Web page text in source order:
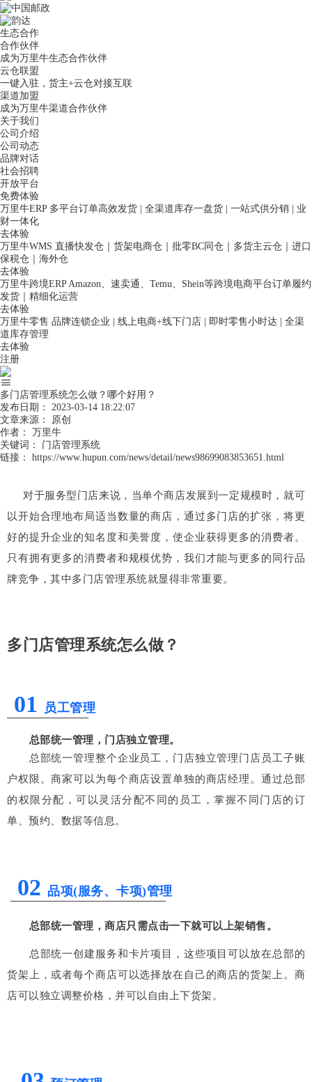
生态合作
合作伙伴
成为万里牛生态合作伙伴
云仓联盟
一键入驻，货主+云仓对接互联
渠道加盟
成为万里牛渠道合作伙伴
关于我们
公司介绍
公司动态
品牌对话
社会招聘
开放平台
免费体验
万里牛ERP 多平台订单高效发货 | 全渠道库存一盘货 | 一站式供分销 | 业
财一体化
去体验
万里牛WMS 直播快发仓｜货架电商仓｜批零BC同仓｜多货主云仓｜进口
保税仓｜海外仓
去体验
万里牛跨境ERP Amazon、速卖通、Temu、Shein等跨境电商平台订单履约
发货｜精细化运营
去体验
万里牛零售 品牌连锁企业 | 线上电商+线下门店 | 即时零售小时达 | 全渠
道库存管理
去体验
注册
多门店管理系统怎么做？哪个好用？
发布日期：
2023-03-14 18:22:07
文章来源：
原创
作者：
万里牛
关键词：
门店管理系统
链接：
https://www.hupun.com/news/detail/news98699083853651.html
对于服务型门店来说，当单个商店发展到一定规模时，就可
以开始合理地布局适当数量的商店，通过多门店的扩张，将更
好的提升企业的知名度和美誉度，使企业获得更多的消费者。
只有拥有更多的消费者和规模优势，我们才能与更多的同行品
牌竞争，其中多门店管理系统就显得非常重要。
多门店管理系统怎么做？
01 员工管理
总部统一管理，门店独立管理。
总部统一管理整个企业员工，门店独立管理门店员工子账
户权限。商家可以为每个商店设置单独的商店经理。通过总部
的权限分配，可以灵活分配不同的员工，掌握不同门店的订
单、预约、数据等信息。
02 品项(服务、卡项)管理
总部统一管理，商店只需点击一下就可以上架销售。
总部统一创建服务和卡片项目，这些项目可以放在总部的
货架上，或者每个商店可以选择放在自己的商店的货架上。商
店可以独立调整价格，并可以自由上下货架。